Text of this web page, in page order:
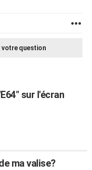
votre question
sur l'écran
ma valise?